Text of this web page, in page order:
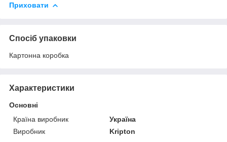
Приховати
Спосіб упаковки
Картонна коробка
Характеристики
Основні
Країна виробник
Україна
Виробник
Kripton